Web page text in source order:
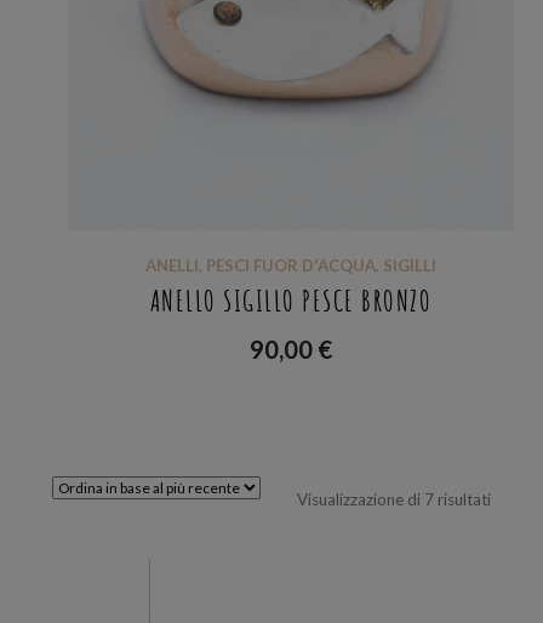
ANELLI, PESCI FUOR D'ACQUA, SIGILLI
ANELLO SIGILLO PESCE BRONZO
90,00 €
Visualizzazione di 7 risultatiOrdina